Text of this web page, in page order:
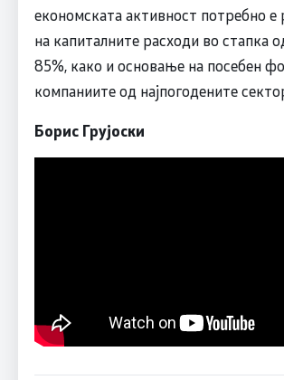
економската активност потребно е
на капиталните расходи во стапка
85%, како и основање на посебен
компаниите од најпогодените
Борис Грујоски